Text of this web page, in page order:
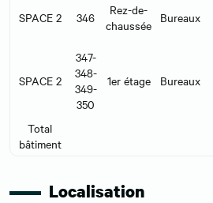
SPACE 2 346
Rez-de-
chaussée Bureaux
SPACE 2
347-
348-
349-
350
1er étage Bureaux
Total
bâtiment
Localisation